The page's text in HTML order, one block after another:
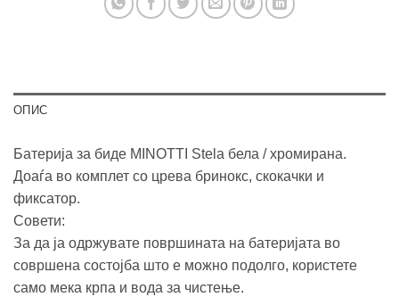
ОПИС
Батерија за биде MINOTTI Stela бела / хромирана.
Доаѓа во комплет со црева бринокс, скокачки и
фиксатор.
Совети:
За да ја одржувате површината на батеријата во
совршена состојба што е можно подолго, користете
само мека крпа и вода за чистење.